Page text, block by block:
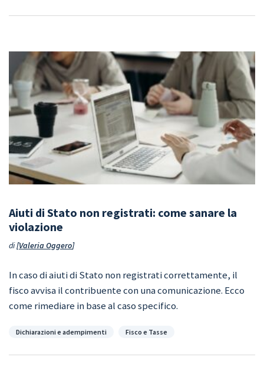
Aiuti di Stato non registrati: come sanare la
violazione
di Valeria Oggero
In caso di aiuti di Stato non registrati correttamente, il
fisco avvisa il contribuente con una comunicazione. Ecco
come rimediare in base al caso specifico.
Categorie
Dichiarazioni e adempimenti Fisco e Tasse